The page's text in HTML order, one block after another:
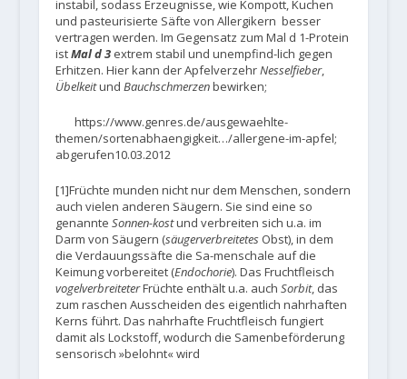
instabil, sodass Erzeugnisse, wie Kompott, Kuchen
und pasteurisierte Säfte von Allergikern besser
vertragen werden. Im Gegensatz zum Mal d 1-Protein
istMal d 3extrem stabil und unempfind-lich gegen
Erhitzen. Hier kann der ApfelverzehrNesselfieber,
Übelkeitund Bauchschmerzenbewirken;
https://www.genres.de/ausgewaehlte-
themen/sortenabhaengigkeit…/allergene-im-apfel;
abgerufen10.03.2012
[1]Früchte munden nicht nur dem Menschen, sondern
auch vielen anderen Säugern. Sie sind eine so
genannte Sonnen-kostund verbreiten sich u.a. im
Darm von Säugern (säugerverbreitetesObst), in dem
die Verdauungssäfte die Sa-menschale auf die
Keimung vorbereitet (Endochorie). Das Fruchtfleisch
vogelverbreiteterFrüchte enthält u.a. auch Sorbit, das
zum raschen Ausscheiden des eigentlich nahrhaften
Kerns führt. Das nahrhafte Fruchtfleisch fungiert
damit als Lockstoff, wodurch die Samenbeförderung
sensorisch »belohnt« wird